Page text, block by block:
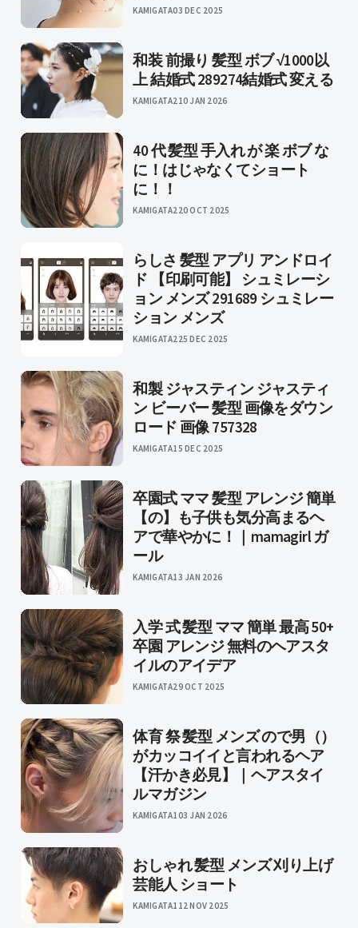
KAMIGATA03 DEC 2025
和装 前撮り 髪型 ボブ √1000以
上 結婚式 289274結婚式 変える
KAMIGATA210 JAN 2026
40 代 髪型 手入れ が 楽 ボブ な
に！はじゃなくてショート
に！！
KAMIGATA220 OCT 2025
らしさ 髪型 アプリ アンドロイ
ド 【印刷可能】 シュミレーシ
ョン メンズ 291689 シュミレー
ション メンズ
KAMIGATA225 DEC 2025
和製 ジャスティン ジャスティ
ン ビーバー 髪型 画像をダウン
ロード 画像 757328
KAMIGATA15 DEC 2025
卒園式 ママ 髪型 アレンジ 簡単
【の】も子供も気分高まるヘ
アで華やかに！｜mamagirl ガ
ール
KAMIGATA13 JAN 2026
入学 式 髪型 ママ 簡単 最高 50+
卒園 アレンジ 無料のヘアスタ
イルのアイデア
KAMIGATA29 OCT 2025
体育 祭 髪型 メンズ ので男（）
がカッコイイと言われるヘア
【汗かき必見】｜ヘアスタイ
ルマガジン
KAMIGATA103 JAN 2026
おしゃれ 髪型 メンズ 刈り上げ
芸能人 ショート
KAMIGATA1 12 NOV 2025